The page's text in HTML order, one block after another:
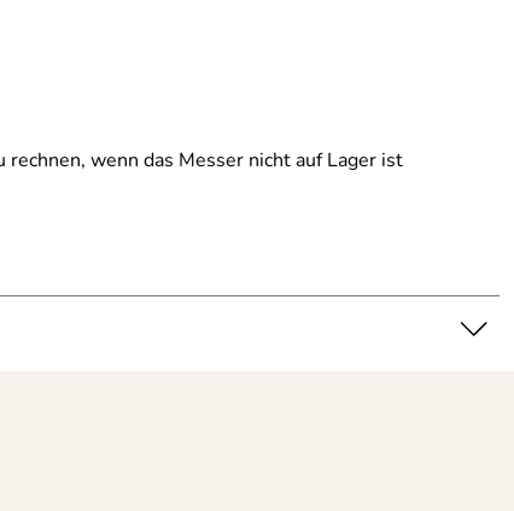
wenn das Messer nicht auf Lager ist